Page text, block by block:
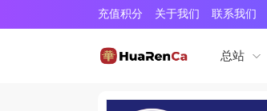
充值积分 关于我们 联系我们
总站